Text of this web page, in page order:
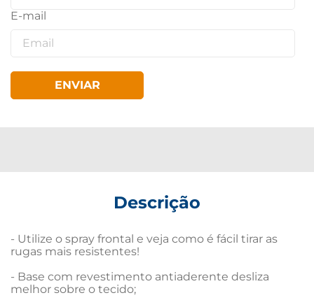
ENVIAR
Descrição
- Utilize o spray frontal e veja como é fácil tirar as
rugas mais resistentes!
- Base com revestimento antiaderente desliza
melhor sobre o tecido;